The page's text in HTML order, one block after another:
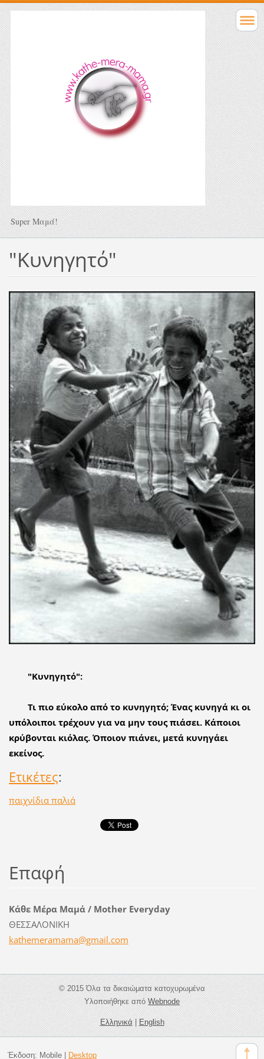
Super Μαμά!
"Κυνηγητό"
"Κυνηγητό":
Τι πιο εύκολο από το κυνηγητό; Ένας κυνηγά κι οι
υπόλοιποι τρέχουν για να μην τους πιάσει. Κάποιοι
κρύβονται κιόλας. Όποιον πιάνει, μετά κυνηγάει
εκείνος.
Ετικέτες:
παιχνίδια παλιά
Επαφή
Κάθε Μέρα Μαμά / Mother Everyday
ΘΕΣΣΑΛΟΝΙΚΗ
kathemeramama@gmail.com
© 2015 Όλα τα δικαιώματα κατοχυρωμένα
Υλοποιήθηκε απόWebnode
Ελληνικά|English
Έκδοση: Mobile| Desktop